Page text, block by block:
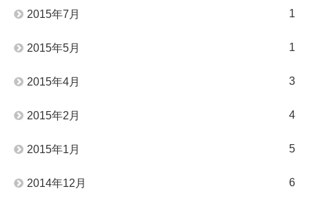
2015年7月 1
2015年5月 1
2015年4月 3
2015年2月 4
2015年1月 5
2014年12月 6